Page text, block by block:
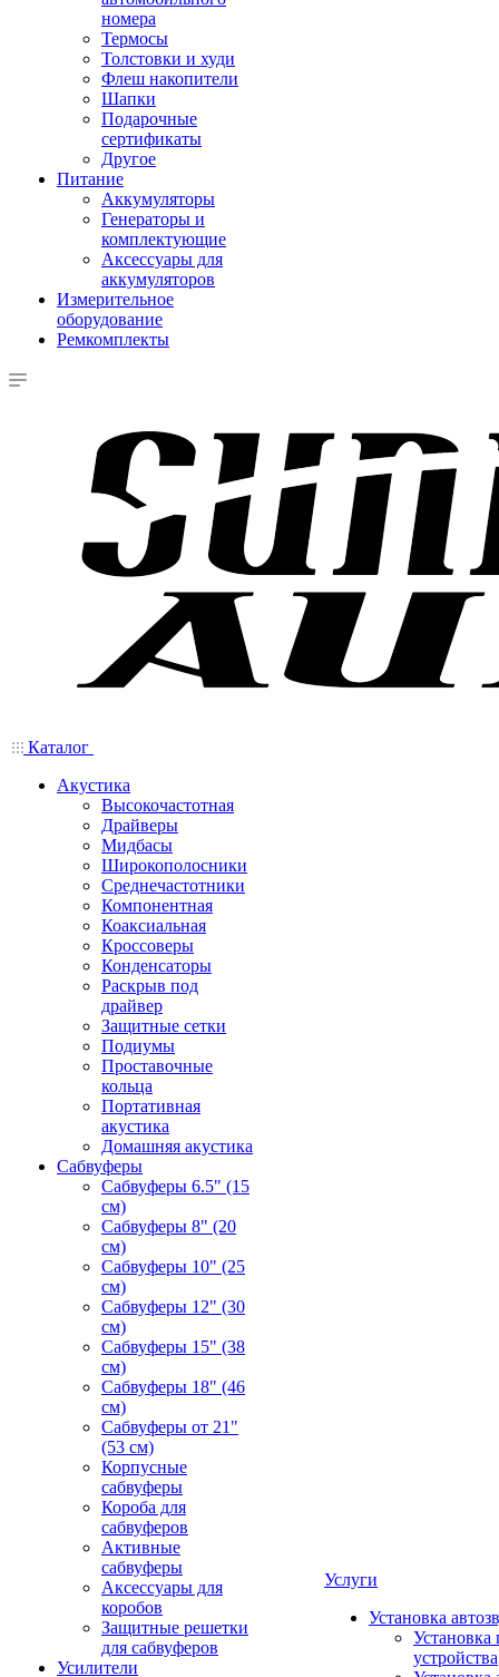
номера
Термосы
Толстовки и худи
Флеш накопители
Шапки
Подарочные
сертификаты
Другое
Питание
Аккумуляторы
Генераторы и
комплектующие
Аксессуары для
аккумуляторов
Измерительное
оборудование
Ремкомплекты
Каталог
Акустика
Высокочастотная
Драйверы
Мидбасы
Широкополосники
Среднечастотники
Компонентная
Коаксиальная
Кроссоверы
Конденсаторы
Раскрыв под
драйвер
Защитные сетки
Подиумы
Проставочные
кольца
Портативная
акустика
Домашняя акустика
Сабвуферы
Сабвуферы 6.5" (15
см)
Сабвуферы 8" (20
см)
Сабвуферы 10" (25
см)
Сабвуферы 12" (30
см)
Сабвуферы 15" (38
см)
Сабвуферы 18" (46
см)
Сабвуферы от 21"
(53 см)
Корпусные
сабвуферы
Короба для
сабвуферов
Активные
сабвуферы
Аксессуары для
коробов
Защитные решетки
для сабвуферов
Усилители
Услуги
Установка
Установка
устройства